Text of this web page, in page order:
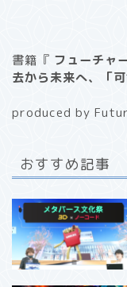
書籍『 フューチ
去から未来へ、「
produced by
おすすめ記事